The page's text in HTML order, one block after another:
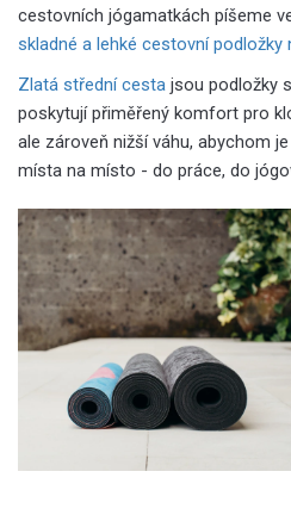
cestovních jógamatkách píšeme
skladné a lehké cestovní podložky
Zlatá střední cesta jsou podložky
poskytují přiměřený komfort pro
ale zároveň nižší váhu, abychom
místa na místo - do práce, do